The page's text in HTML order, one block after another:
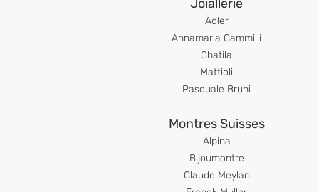
Joiallerie
Adler
Annamaria Cammilli
Chatila
Mattioli
Pasquale Bruni
Montres Suisses
Alpina
Bijoumontre
Claude Meylan